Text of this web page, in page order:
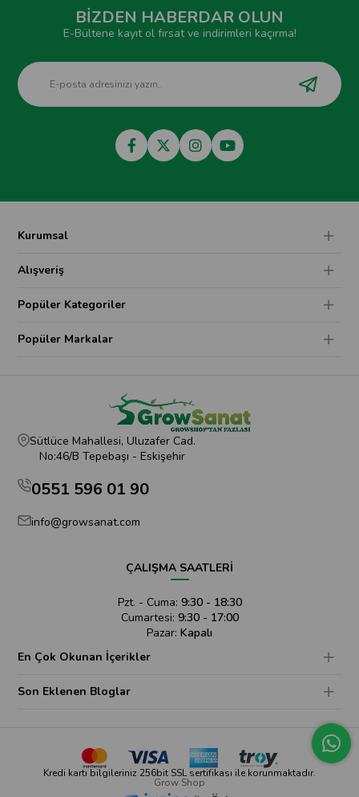
BİZDEN HABERDAR OLUN
E-Bültene kayıt ol fırsat ve indirimleri kaçırma!
Kurumsal
Alışveriş
Popüler Kategoriler
Popüler Markalar
Sütlüce Mahallesi, Uluzafer Cad.
No:46/B Tepebaşı - Eskişehir
0551 596 01 90
info@growsanat.com
ÇALIŞMA SAATLERİ
Pzt. - Cuma: 9:30 - 18:30
Cumartesi: 9:30 - 17:00
Pazar: Kapalı
En Çok Okunan İçerikler
Son Eklenen Bloglar
Kredi kartı bilgileriniz 256bit SSL sertifikası ile korunmaktadır.
Grow Shop